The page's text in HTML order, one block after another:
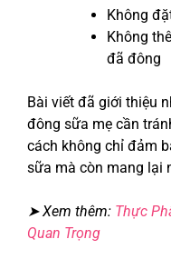
Không
Không
đã đông
Bài viết đã giới thiệu
đông sữa mẹ cần
cách không chỉ đảm
sữa mà còn mang lại
➤ Xem thêm: Thực
Quan Trọng